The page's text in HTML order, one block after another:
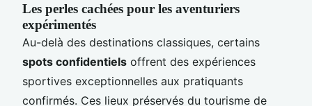
Les perles cachées pour les aventuriers
expérimentés
Au-delà des destinations classiques, certains
spots confidentiels offrent des expériences
sportives exceptionnelles aux pratiquants
confirmés. Ces lieux préservés du tourisme de